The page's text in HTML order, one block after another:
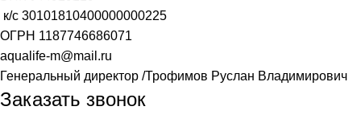
к/с 30101810400000000225
ОГРН 1187746686071
aqualife-m@mail.ru
Генеральный директор /Трофимов Руслан Владимирович
Заказать звонок